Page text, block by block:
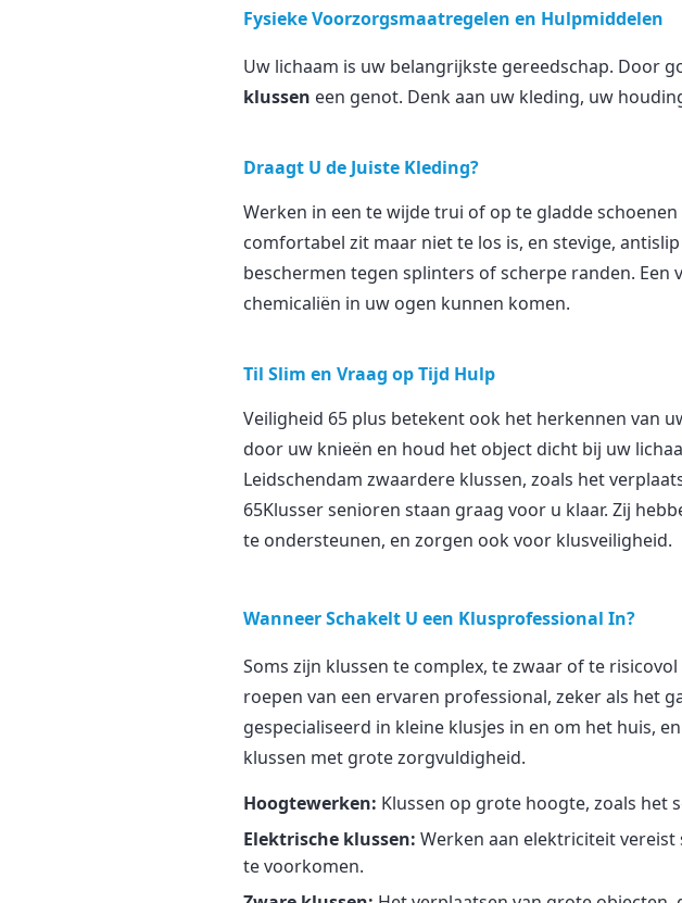
Fysieke Voorzorgsmaatregelen en Hulpmiddelen
Uw lichaam is uw belangrijkste gereedschap. Door
klussen een genot. Denk aan uw kleding, uw
Draagt U de Juiste Kleding?
Werken in een te wijde trui of op te gladde
comfortabel zit maar niet te los is, en stevige,
beschermen tegen splinters of scherpe randen.
chemicaliën in uw ogen kunnen komen.
Til Slim en Vraag op Tijd Hulp
Veiligheid 65 plus betekent ook het herkennen van
door uw knieën en houd het object dicht bij uw
Leidschendam zwaardere klussen, zoals het
65Klusser senioren staan graag voor u klaar. Zij
te ondersteunen, en zorgen ook voor klusveiligheid.
Wanneer Schakelt U een Klusprofessional In?
Soms zijn klussen te complex, te zwaar of te
roepen van een ervaren professional, zeker als het
gespecialiseerd in kleine klusjes in en om het huis,
klussen met grote zorgvuldigheid.
Hoogtewerken: Klussen op grote hoogte, zoals het
Elektrische klussen: Werken aan elektriciteit
te voorkomen.